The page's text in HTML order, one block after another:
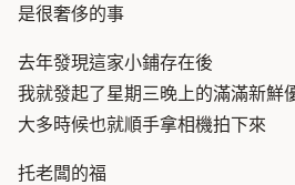
是很奢侈的事
去年發現這家小鋪存在後
我就發起了星期三晚上的滿滿新鮮
大多時候也就順手拿相機拍下來
托老闆的福